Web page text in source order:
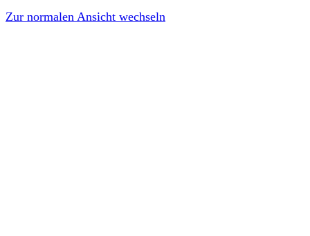
Zur normalen Ansicht wechseln